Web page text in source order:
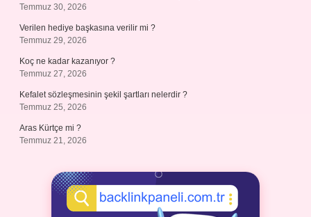
Temmuz 30, 2026
Verilen hediye başkasına verilir mi ?
Temmuz 29, 2026
Koç ne kadar kazanıyor ?
Temmuz 27, 2026
Kefalet sözleşmesinin şekil şartları nelerdir ?
Temmuz 25, 2026
Aras Kürtçe mi ?
Temmuz 21, 2026